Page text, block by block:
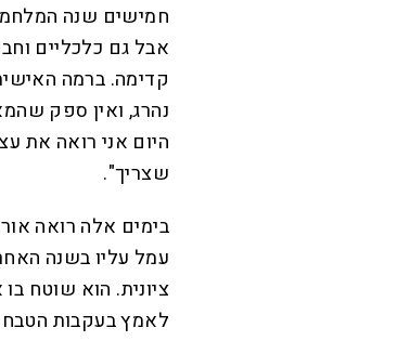
חמישים שנה
קדימה. ברמה
נהרג, ואין ספק
היום אני רואה את
שצריך".
בימים אלה רואה
עמל עליו בשנה
ציונית. הוא שוטח
לאמץ בעקבות הטבח